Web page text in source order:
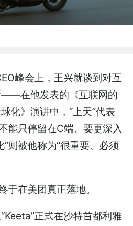
峰会上，王兴就谈到对互
——在他发表的《互联网的
化》演讲中，“上天”代表
能只停留在C端、要更深入
则被他称为“很重要、必须
于在美团真正落地。
正式在沙特首都利雅